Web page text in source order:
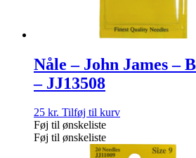
Nåle – John James –
– JJ13508
25 kr. Tilføj til kurv
Føj til ønskeliste
Føj til ønskeliste